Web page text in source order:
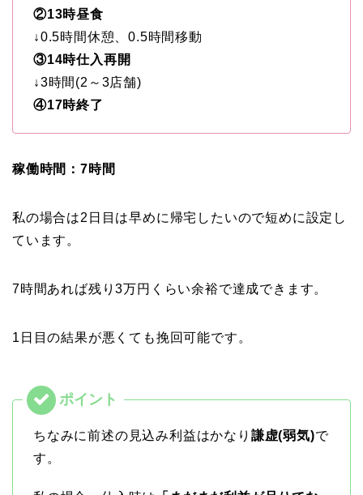
②13時昼食
↓0.5時間休憩、0.5時間移動
③14時仕入再開
↓3時間(2～3店舗)
④17時終了
稼働時間：7時間
私の場合は2日目は早めに帰宅したいので短めに設定し
ています。
7時間あれば残り3万円くらい余裕で達成できます。
1日目の結果が悪くても挽回可能です。
ちなみに前述の見込み利益はかなり 謙虚(弱気)で
す。